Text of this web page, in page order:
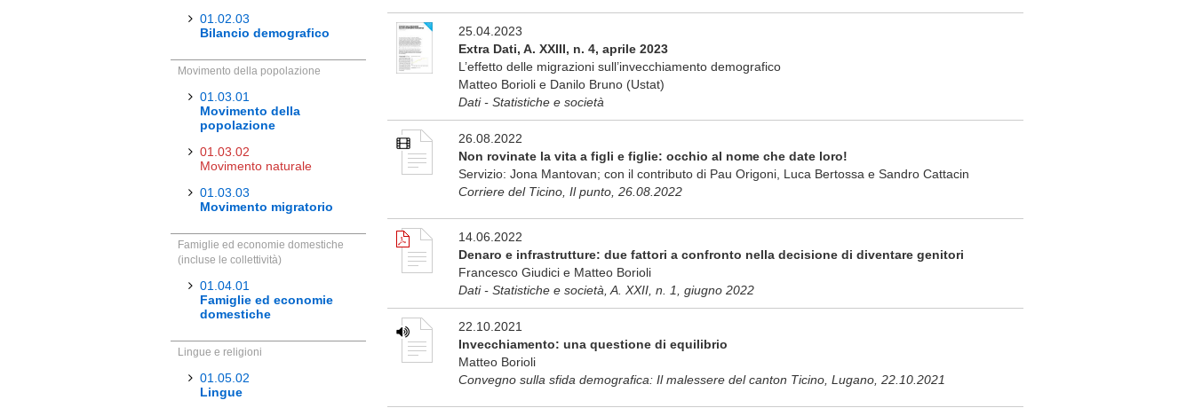
01.02.03
Bilancio demografico
Movimento della popolazione
01.03.01
Movimento della
popolazione
01.03.02
Movimento naturale
01.03.03
Movimento migratorio
Famiglie ed economie domestiche
(incluse le collettività)
01.04.01
Famiglie ed economie
domestiche
Lingue e religioni
01.05.02
Lingue
25.04.2023
Extra Dati, A. XXIII, n. 4, aprile 2023
L’effetto delle migrazioni sull’invecchiamento demografico
Matteo Borioli e Danilo Bruno (Ustat)
Dati - Statistiche e società
26.08.2022
Non rovinate la vita a figli e figlie: occhio al nome che date loro!
Servizio: Jona Mantovan; con il contributo di Pau Origoni, Luca Bertossa e Sandro Cattacin
Corriere del Ticino, Il punto, 26.08.2022
14.06.2022
Denaro e infrastrutture: due fattori a confronto nella decisione di diventare genitori
Francesco Giudici e Matteo Borioli
Dati - Statistiche e società, A. XXII, n. 1, giugno 2022
22.10.2021
Invecchiamento: una questione di equilibrio
Matteo Borioli
Convegno sulla sfida demografica: Il malessere del canton Ticino, Lugano, 22.10.2021